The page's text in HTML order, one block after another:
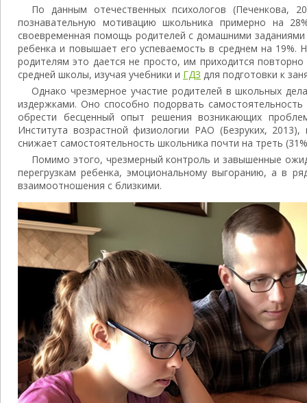
По данным отечественных психологов (Печенкова,
познавательную мотивацию школьника примерно на
своевременная помощь родителей с домашними
ребенка и повышает его успеваемость в среднем на 19%.
родителям это дается не просто, им приходится
средней школы, изучая учебники и ГДЗ для подготовки к
Однако чрезмерное участие родителей в школьных
издержками. Оно способно подорвать
обрести бесценный опыт решения возникающих
Института возрастной физиологии РАО (Безруких,
снижает самостоятельность школьника почти на треть
Помимо этого, чрезмерный контроль и завышенные
перегрузкам ребенка, эмоциональному выгоранию, а в
взаимоотношения с близкими.